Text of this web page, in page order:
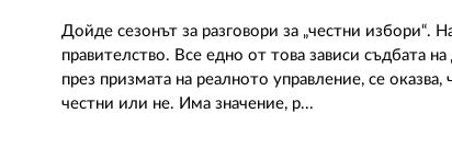
Дойде сезонът за разговори за „честни избори“.
правителство. Все едно от това зависи съдбата
през призмата на реалното управление, се
честни или не. Има значение, р...